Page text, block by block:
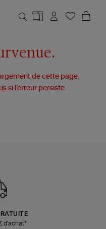
de cette page.
si l’erreur persiste.
d'achat*